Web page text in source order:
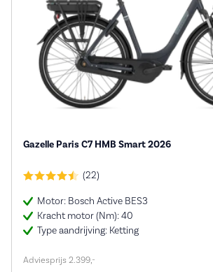
Gazelle Paris C7 HMB Smart 2026
(22)
Motor: Bosch Active BES3
Kracht motor (Nm): 40
Type aandrijving: Ketting
Adviesprijs 2.399,-